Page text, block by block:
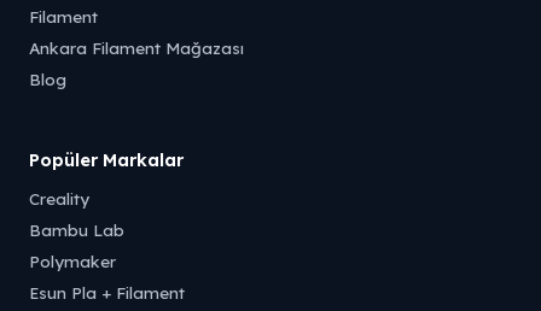
Filament
Ankara Filament Mağazası
Blog
Popüler Markalar
Creality
Bambu Lab
Polymaker
Esun Pla + Filament